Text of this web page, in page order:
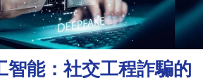
智能：社交工程詐騙的